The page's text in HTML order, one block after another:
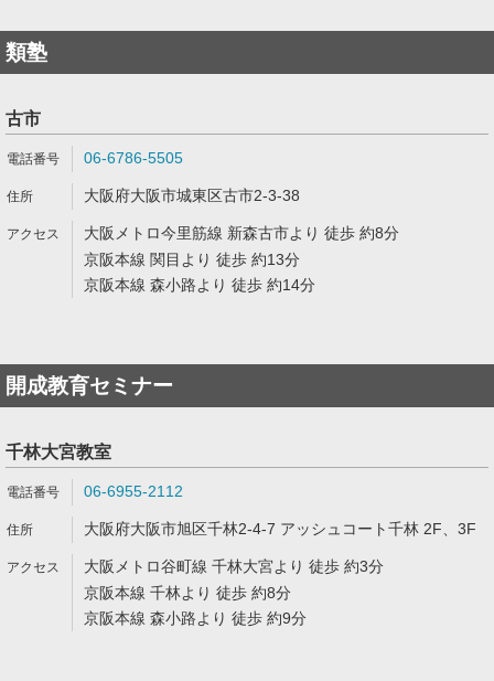
類塾
古市
06-6786-5505
大阪府大阪市城東区古市2-3-38
大阪メトロ今里筋線 新森古市より 徒歩 約8分
京阪本線 関目より 徒歩 約13分
京阪本線 森小路より 徒歩 約14分
開成教育セミナー
千林大宮教室
06-6955-2112
大阪府大阪市旭区千林2-4-7 アッシュコート千林 2F、3F
大阪メトロ谷町線 千林大宮より 徒歩 約3分
京阪本線 千林より 徒歩 約8分
京阪本線 森小路より 徒歩 約9分